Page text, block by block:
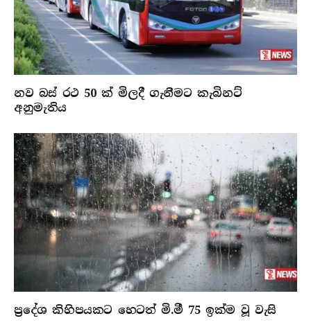
නව බස් රථ 50 ක් මිලදී ගැනීමට කැබිනට්
අනුමැතිය
ප්‍රදේශ කිහිපයකට හෙටත් මි.මී 75 ඉක්ම වූ වැසි